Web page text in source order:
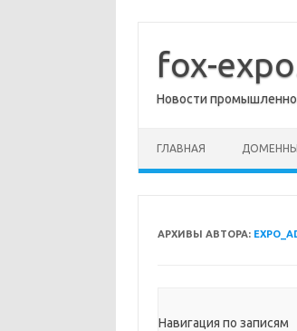
содержимому
fox-
Новости
ГЛАВНАЯ
АРХИВЫ АВТОРА:
Навигация по записям